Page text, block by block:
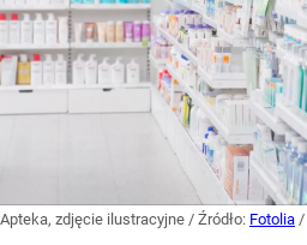
Apteka, zdjęcie ilustracyjne / Źródło: Fotolia /